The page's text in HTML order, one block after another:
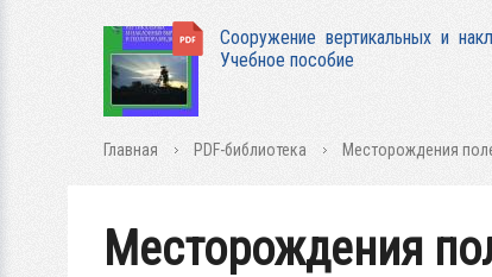
Сооружение вертикальных и
Учебное пособие
Главная PDF-библиотека Месторождения
Месторождения